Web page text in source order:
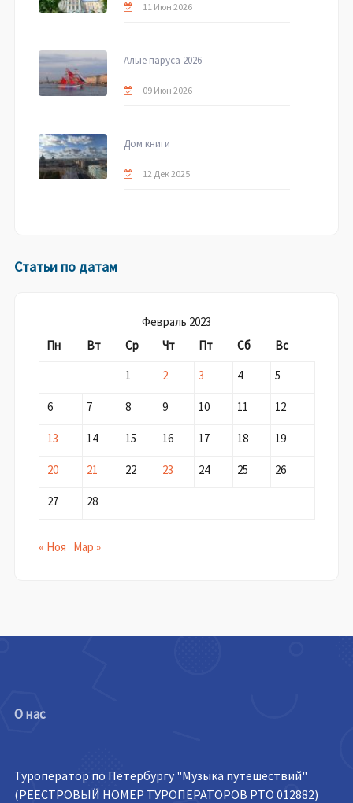
11 Июн 2026
Алые паруса 2026
09 Июн 2026
Дом книги
12 Дек 2025
Статьи по датам
Февраль 2023
Пн
Вт Ср Чт Пт Сб
Вс
1
2 3 4 5
6 7 8 9 10 11 12
13 14 15 16 17 18 19
20 21 22 23 24 25 26
27 28
« Ноя Мар »
О нас
Туроператор по Петербургу "Музыка путешествий"
(РЕЕСТРОВЫЙ НОМЕР ТУРОПЕРАТОРОВ РТО 012882)